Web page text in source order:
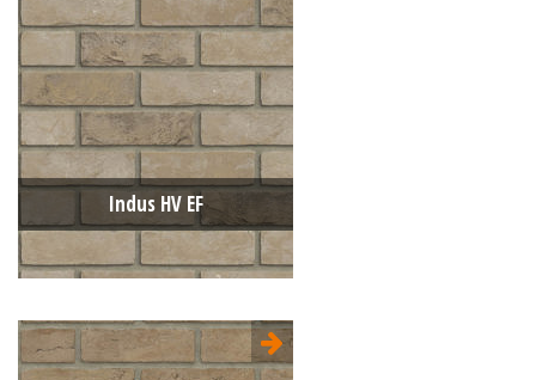
Indus HV EF
Type:
Sterrewaard